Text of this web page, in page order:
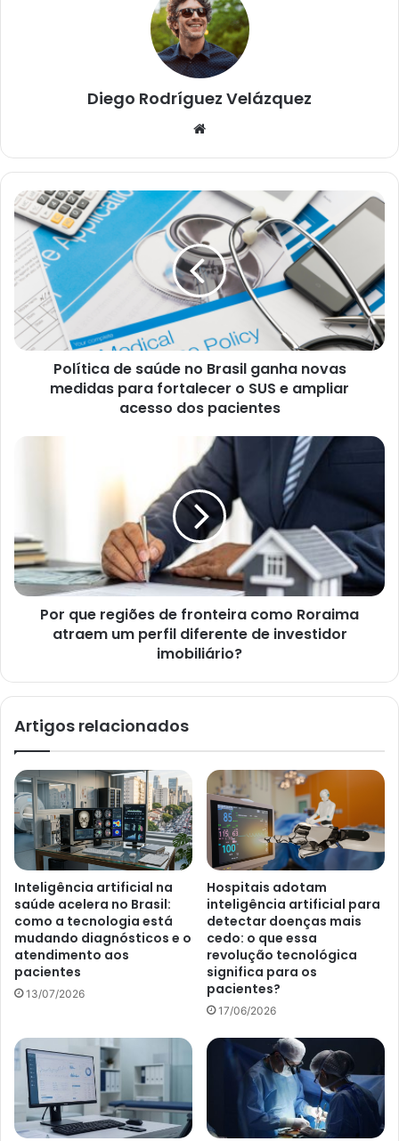
Diego Rodríguez Velázquez
b
s
i
t
e
Política de saúde no Brasil ganha novas
medidas para fortalecer o SUS e ampliar
acesso dos pacientes
Por que regiões de fronteira como Roraima
atraem um perfil diferente de investidor
imobiliário?
Artigos relacionados
Inteligência artificial na
saúde acelera no Brasil:
como a tecnologia está
mudando diagnósticos e o
atendimento aos
pacientes
13/07/2026
Hospitais adotam
inteligência artificial para
detectar doenças mais
cedo: o que essa
revolução tecnológica
significa para os
pacientes?
17/06/2026